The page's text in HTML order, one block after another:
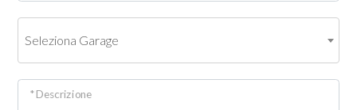
Seleziona Garage
* Descrizione
5